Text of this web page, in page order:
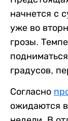
начнется с
уже во
грозы.
градусов,
Согласно
ожидаются